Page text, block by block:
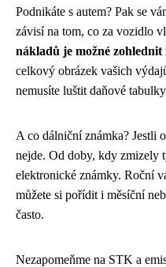
Podnikáte s autem? Pak se
závisí na tom, co za vozidlo
nákladů je možné
celkový obrázek vašich
nemusíte luštit daňové
A co dálniční známka? Jestli
nejde. Od doby, kdy zmizely
elektronické známky. Roční
můžete si pořídit i měsíční
často.
Nezapomeňme na STK a